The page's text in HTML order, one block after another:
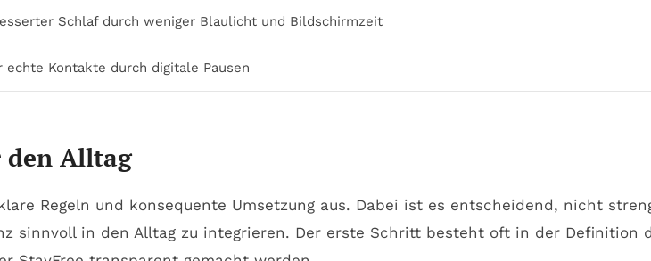
Schlaf durch weniger Blaulicht und Bildschirmzeit
echte Kontakte durch digitale Pausen
den Alltag
Regeln und konsequente Umsetzung aus. Dabei ist es entscheidend, nicht
sinnvoll in den Alltag zu integrieren. Der erste Schritt besteht oft in der Definition